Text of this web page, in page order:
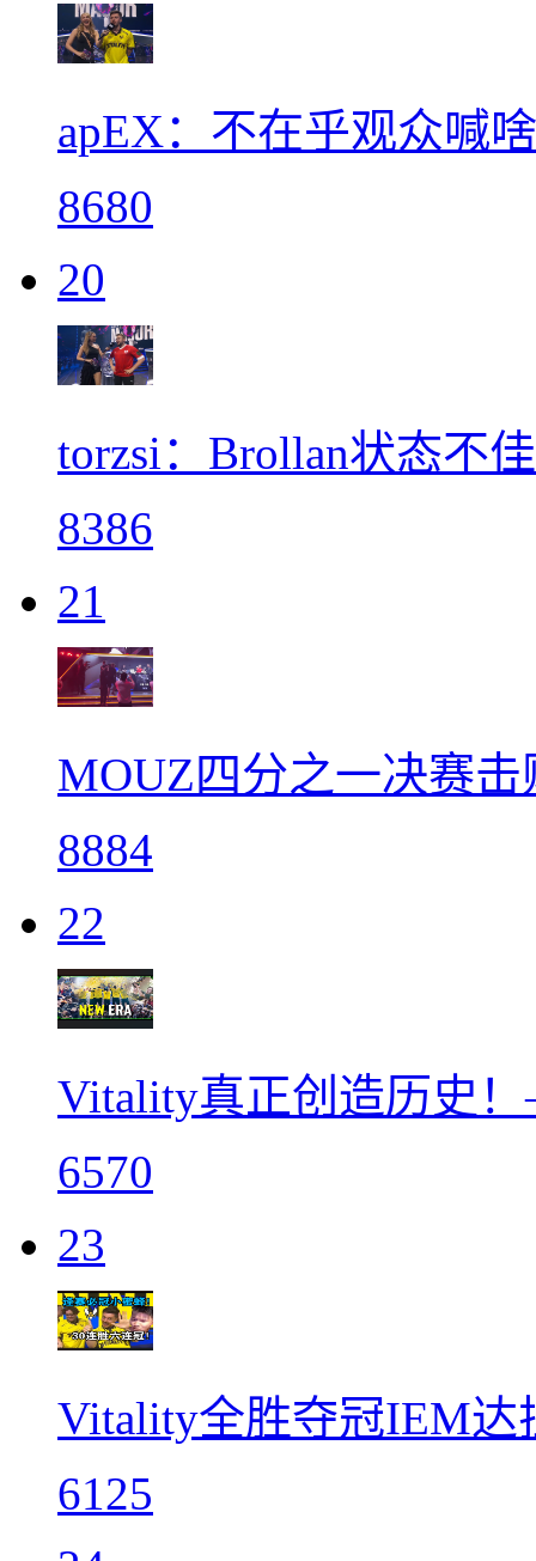
apEX：不在乎观众喊
8680
20
torzsi：Brollan状态不
8386
21
MOUZ四分之一决赛
8884
22
Vitality真正创造历史
6570
23
Vitality全胜夺冠IEM达
6125